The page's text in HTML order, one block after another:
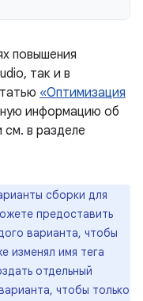
повышения
так и в
«Оптимизация
информацию об
см. в разделе
сборки для
предоставить
варианта, чтобы
изменял имя тега
отдельный
чтобы только